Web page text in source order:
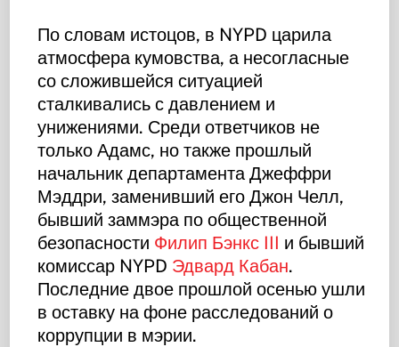
По словам истоцов, в NYPD царила
атмосфера кумовства, а несогласные
со сложившейся ситуацией
сталкивались с давлением и
унижениями. Среди ответчиков не
только Адамс, но также прошлый
начальник департамента Джеффри
Мэддри, заменивший его Джон Челл,
бывший заммэра по общественной
безопасности Филип Бэнкс III и бывший
комиссар NYPD Эдвард Кабан.
Последние двое прошлой осенью ушли
в оставку на фоне расследований о
коррупции в мэрии.